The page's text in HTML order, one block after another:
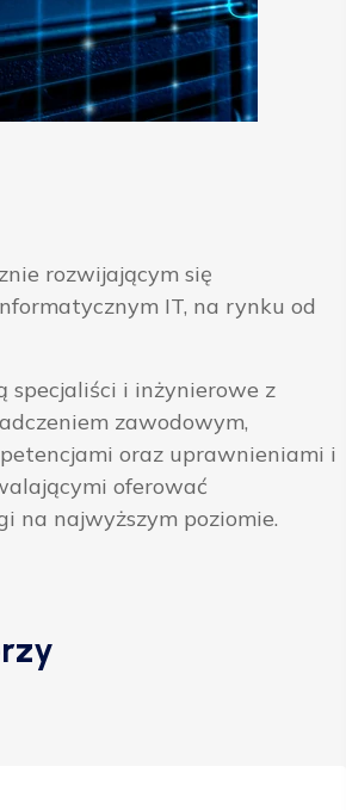
rozwijającym się
IT, na rynku od
specjaliści i inżynierowe z
zawodowym,
oraz uprawnieniami i
oferować
na najwyższym poziomie.